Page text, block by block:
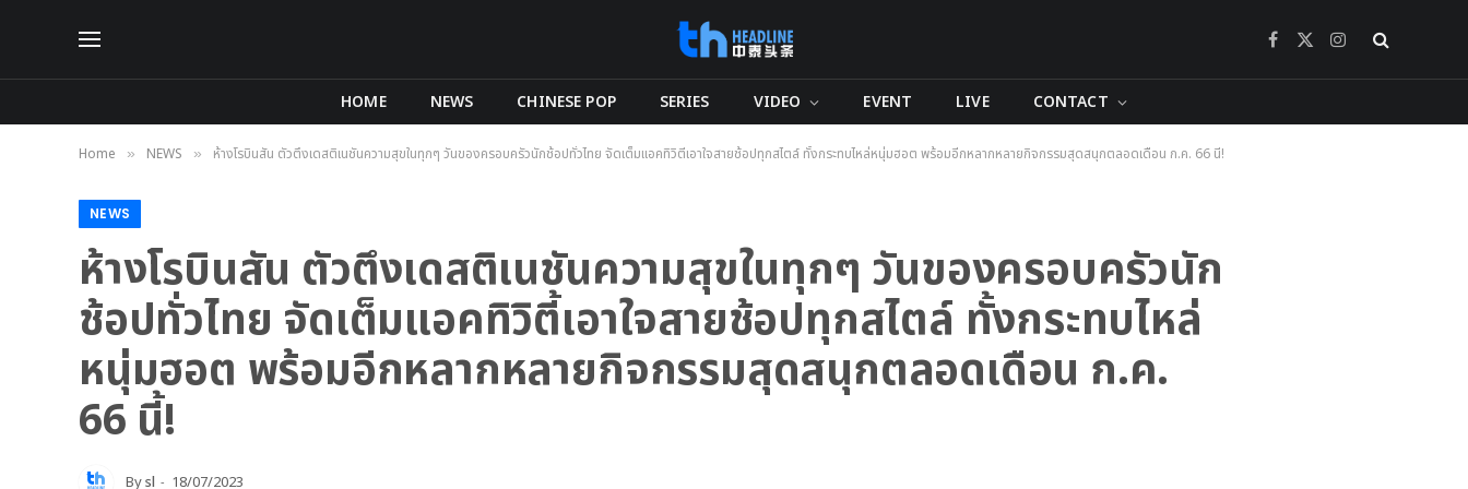
Facebook
X
Instagram
HOME NEWS CHINESE POP SERIES VIDEO EVENT LIVE CONTACT
Home » NEWS » ห้างโรบินสัน ตัวตึงเดสติเนชันความสุขในทุกๆ วันของครอบครัวนักช้อปทั่วไทย จัดเต็มแอคทิวิตี้เอาใจสายช้อปทุกสไตล์ ทั้งกระทบไหล่หนุ่มฮอต พร้อมอีกหลากหลายกิจกรรมสุดสนุกตลอดเดือน ก.ค. 66 นี้!
NEWS
ห้างโรบินสัน ตัวตึงเดสติเนชันความสุขในทุกๆ วันของครอบครัวนัก
ช้อปทั่วไทย จัดเต็มแอคทิวิตี้เอาใจสายช้อปทุกสไตล์ ทั้งกระทบไหล่
หนุ่มฮอต พร้อมอีกหลากหลายกิจกรรมสุดสนุกตลอดเดือน ก.ค.
66 นี้!
Bysl 18/07/2023